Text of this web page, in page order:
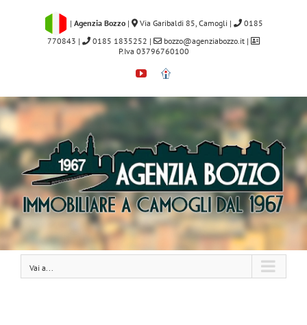
| Agenzia Bozzo | Via Garibaldi 85, Camogli |
0185
770843 | 0185 1835252 | bozzo@agenziabozzo.it|
P.Iva 03796760100
YouTube
Immobiliare.it
Vai a...